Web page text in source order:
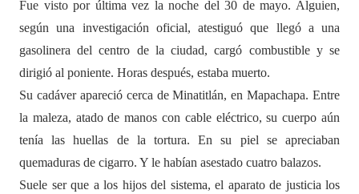
Fue visto por última vez la noche del 30 de mayo. Alguien,
según una investigación oficial, atestiguó que llegó a una
gasolinera del centro de la ciudad, cargó combustible y se
dirigió al poniente. Horas después, estaba muerto.
Su cadáver apareció cerca de Minatitlán, en Mapachapa. Entre
la maleza, atado de manos con cable eléctrico, su cuerpo aún
tenía las huellas de la tortura. En su piel se apreciaban
quemaduras de cigarro. Y le habían asestado cuatro balazos.
Suele ser que a los hijos del sistema, el aparato de justicia los